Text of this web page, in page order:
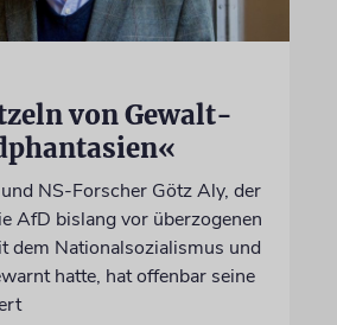
von Gewalt-
NS-Forscher Götz Aly, der
AfD bislang vor überzogenen
dem Nationalsozialismus und
hatte, hat offenbar seine